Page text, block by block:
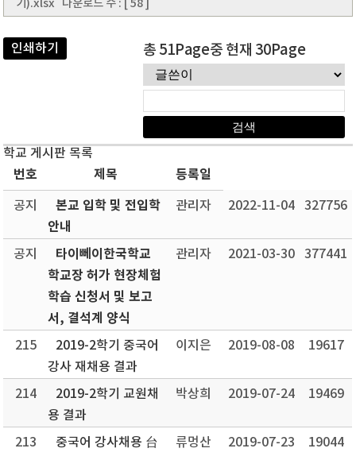
기).xlsx 다운로드 수 : [ 58 ]
인쇄하기 총 51Page중 현재 30Page
학교 게시판 목록
번호 제목 등록일
공지
본교 입학 및 전입학
안내
관리자 2022-11-04 327756
공지
타이뻬이한국학교
학교장 허가 현장체험
학습 신청서 및 보고
서, 결석계 양식
관리자 2021-03-30 377441
215
2019-2학기 중국어
강사 재채용 결과
이지은 2019-08-08 19617
214
2019-2학기 교원채
용 결과
박상희 2019-07-24 19469
213
중국어 강사채용 台
류멍산 2019-07-23 19044